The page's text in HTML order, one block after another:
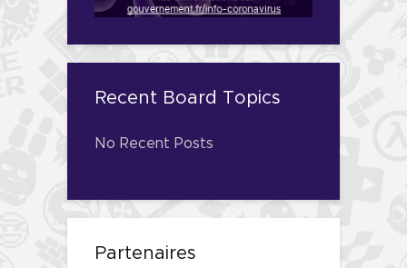
Recent Board Topics
No Recent Posts
Partenaires